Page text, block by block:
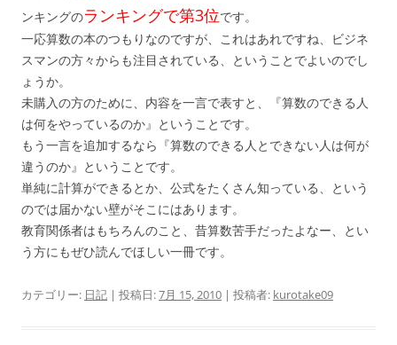
ンキングのランキングで第3位です。
一応算数の本のつもりなのですが、これはあれですね、ビジネ
スマンの方々からも注目されている、ということでよいのでし
ょうか。
未購入の方のために、内容を一言で表すと、『算数のできる人
は何をやっているのか』ということです。
もう一言を追加するなら『算数のできる人とできない人は何が
違うのか』ということです。
単純に計算ができるとか、公式をたくさん知っている、という
のでは届かない壁がそこにはあります。
教育関係者はもちろんのこと、昔算数苦手だったよなー、とい
う方にもぜひ読んでほしい一冊です。
カテゴリー: 日記 | 投稿日:7月 15, 2010 | 投稿者: kurotake09